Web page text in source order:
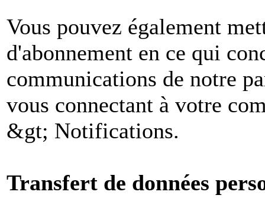
Vous pouvez également
d'abonnement en ce qui
communications de notre
vous connectant à votre
&gt; Notifications.
Transfert de données